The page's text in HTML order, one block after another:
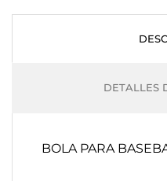
DETALLES
BOLA PARA